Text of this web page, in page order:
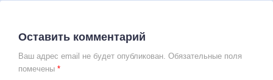
Оставить комментарий
Ваш адрес email не будет опубликован. Обязательные поля
помечены *